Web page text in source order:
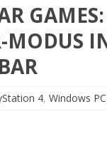
MODUS
4,Windows PC